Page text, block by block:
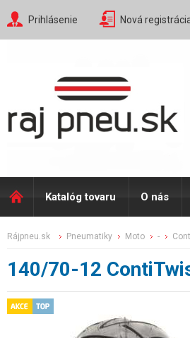
Prihlásenie Nová
Katalóg tovaru O nás
rájpneu.sk pneumatiky moto -
140/70-12